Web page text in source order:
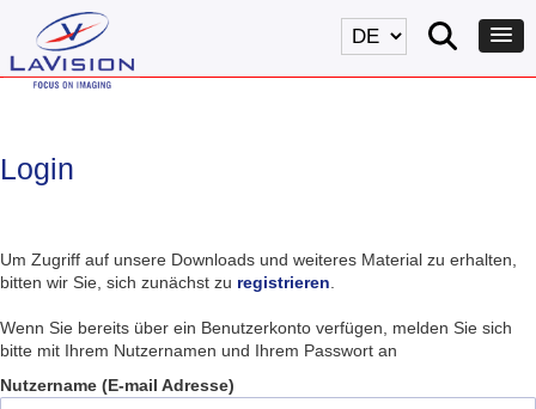
Login
Um Zugriff auf unsere Downloads und weiteres Material zu erhalten,
bitten wir Sie, sich zunächst zu registrieren
Wenn Sie bereits über ein Benutzerkonto verfügen, melden Sie sich
bitte mit Ihrem Nutzernamen und Ihrem Passwort an
Nutzername (E-mail Adresse)